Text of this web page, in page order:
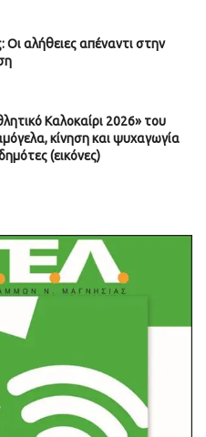
Οι αλήθειες απέναντι στην
Καλοκαίρι 2026» του
κίνηση και ψυχαγωγία
(εικόνες)